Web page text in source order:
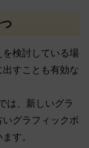
検討している場
すことも有効な
は、新しいグラ
グラフィックボ
す。